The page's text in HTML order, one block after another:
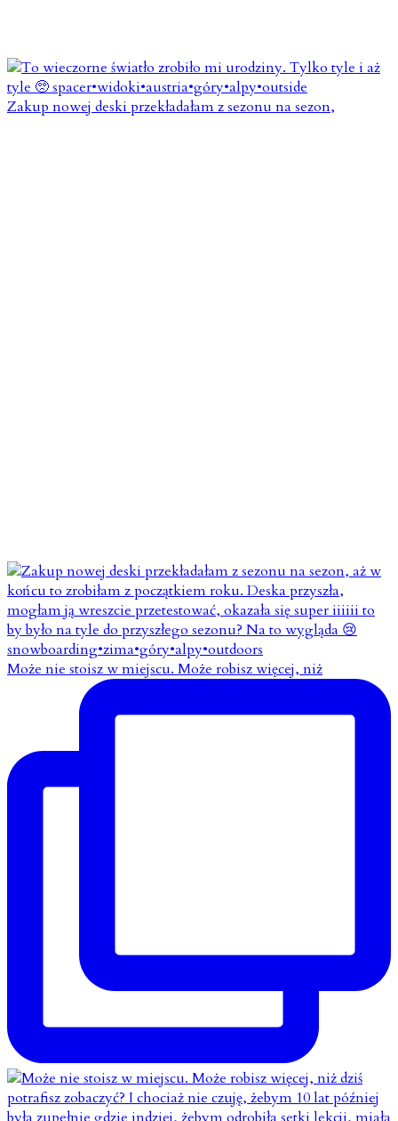
Zakup nowej deski przekładałam z sezonu na sezon,
Może nie stoisz w miejscu. Może robisz więcej, niż